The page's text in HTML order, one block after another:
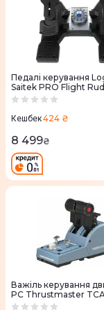
Педалі керування
Saitek PRO Flight
Pedals
Кешбек424 ₴
8 499₴
Важіль керування
PC Thrustmaster
Quadrant Airbus